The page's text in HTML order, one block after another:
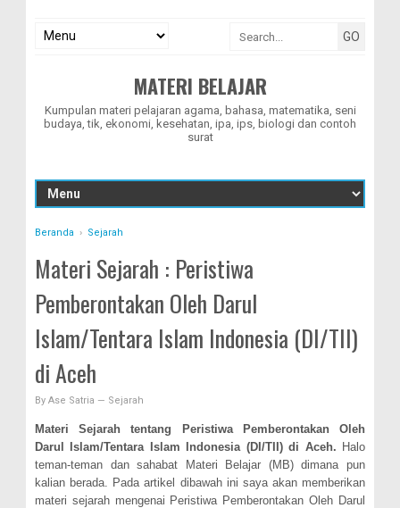
MATERI BELAJAR
Kumpulan materi pelajaran agama, bahasa, matematika, seni
budaya, tik, ekonomi, kesehatan, ipa, ips, biologi dan contoh
surat
Beranda › Sejarah
Materi Sejarah : Peristiwa
Pemberontakan Oleh Darul
Islam/Tentara Islam Indonesia (DI/TII)
di Aceh
By Ase Satria — Sejarah
Materi Sejarah tentang Peristiwa Pemberontakan Oleh
Darul Islam/Tentara Islam Indonesia (DI/TII) di Aceh. Halo
teman-teman dan sahabat Materi Belajar (MB) dimana pun
kalian berada. Pada artikel dibawah ini saya akan memberikan
materi sejarah mengenai Peristiwa Pemberontakan Oleh Darul